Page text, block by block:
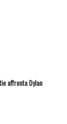
affronta Dylan